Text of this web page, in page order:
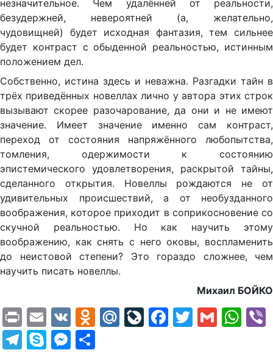
незначительное. Чем удалённей от реальности,
безудержней, невероятней (а, желательно,
чудовищней) будет исходная фантазия, тем сильнее
будет контраст с обыденной реальностью, истинным
положением дел.
Собственно, истина здесь и неважна. Разгадки тайн в
трёх приведённых новеллах лично у автора этих строк
вызывают скорее разочарование, да они и не имеют
значение. Имеет значение именно сам контраст,
переход от состояния напряжённого любопытства,
томления, одержимости к состоянию
эпистемического удовлетворения, раскрытой тайны,
сделанного открытия. Новеллы рождаются не от
удивительных происшествий, а от необузданного
воображения, которое приходит в соприкосновение со
скучной реальностью. Но как научить этому
воображению, как снять с него оковы, воспламенить
до неистовой степени? Это гораздо сложнее, чем
научить писать новеллы.
Михаил БОЙКО
PrintEmail
VK Odnoklassniki
Mail.Ru
LiveJournal
Facebook
Twitter
Gmail
Telegram
SkypeMessenger